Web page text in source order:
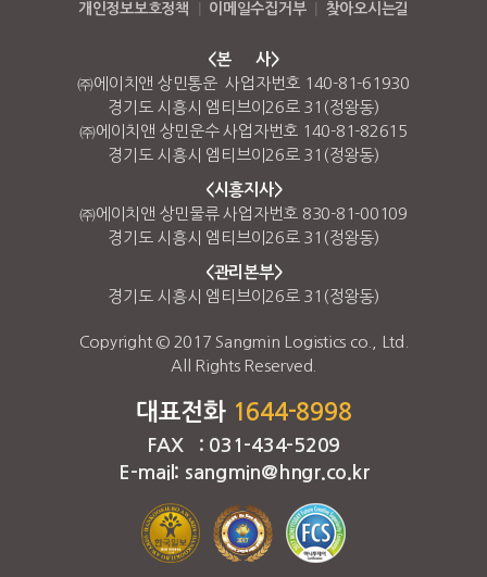
개인정보보호정책
이메일수집거부 찾아오시는길
<본 사>
㈜에이치앤 상민통운 사업자번호 140-81-61930
경기도 시흥시 엠티브이26로 31(정왕동)
㈜에이치앤 상민운수 사업자번호 140-81-82615
경기도 시흥시 엠티브이26로 31(정왕동)
<시흥지사>
㈜에이치앤 상민물류 사업자번호 830-81-00109
경기도 시흥시 엠티브이26로 31(정왕동)
<관리본부>
경기도 시흥시 엠티브이26로 31(정왕동)
Copyright © 2017 Sangmin Logistics co., Ltd.
All Rights Reserved.
대표전화 1644-8998
FAX : 031-434-5209
E-mail: sangmin@hngr.co.kr